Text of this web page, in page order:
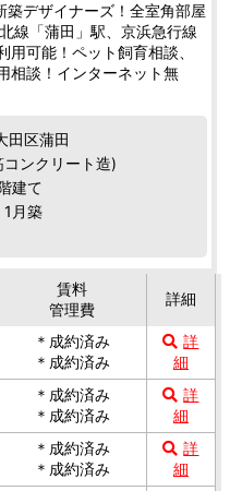
築デザイナーズ！全室角部屋
線「蒲田」駅、京浜急行線
用可能！ペット飼育相談、
相談！インターネット無
田区蒲田
ンクリート造)
建て
月築
賃料
管理費
詳細
＊成約済み
＊成約済み
詳
細
＊成約済み
＊成約済み
詳
細
＊成約済み
＊成約済み
詳
細